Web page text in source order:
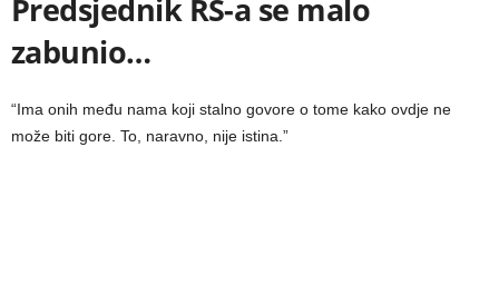
Predsjednik RS-a se malo
zabunio…
“Ima onih među nama koji stalno govore o tome kako ovdje ne
može biti gore. To, naravno, nije istina.”